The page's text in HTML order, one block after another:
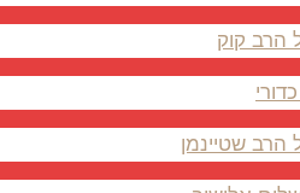
הרב קוק
הרב שטיינמן